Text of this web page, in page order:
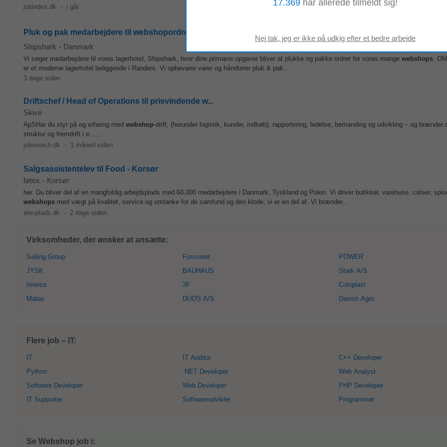
jobindex.dk - i går
Pluk og pak medarbejdere til webshopordre hos Shipshark📦🦈
Shipshark - Danmark
Vi søger medarbejdere til vores lagerhotel, Shipshark, hvor dine primære opgaver bliver at plukke og pakke ordrer for vores mange webshops.
er et moderne lagerhotel beliggende i Randers. Vi opbevarer varer og håndterer pluk & pak...
3 dage siden
Driftschef / Head of Operations til prisvindende w...
Skive
ApSHar du styr på og erfaring med webshop-drift, (herunder logistik, kunder, indkøb), rapportering, ledelse, bemanding og udvikling – og brænder
struktur og fremdrift i e......
jobsearch.dk - 1 måned siden
Salgsassistentelev til Food - Korsør
føtex - Korsør
her. Du bliver del af en mangfoldig arbejdsplads med 60.000 medarbejdere i Danmark, Tyskland og Polen. Vi driver butikker, varehuse, cafeer,
webshops med vægt på kvalitet, service og omtanke for de samfund og den klode, vi er en del af. Vi brænder...
elevplads.dk - 2 dage siden
Virksomheder, der ønsker at ansætte:
Salling Group
JYSK
Imerco
Matas
Forsvaret
BAUHAUS
3F
DUOS A/S
POWER
Stark A/S
Coloplast
Danish Agro
Flere job – IT:
IT
Python
Software Developer
IT Supporter
IT Auditor
.NET Developer
Web Developer
Softwareudvikler
C++ Developer
Web Analyst
PHP Developer
Programmør
Se Webshop job i:
17.369 har allerede tilmeldt sig!